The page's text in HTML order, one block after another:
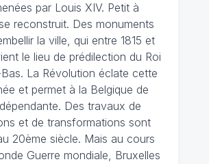
par Louis XIV. Petit à
reconstruit. Des monuments
la ville, qui entre 1815 et
le lieu de prédilection du Roi
La Révolution éclate cette
et permet à la Belgique de
Des travaux de
et de transformations sont
20ème siècle. Mais au cours
Guerre mondiale, Bruxelles